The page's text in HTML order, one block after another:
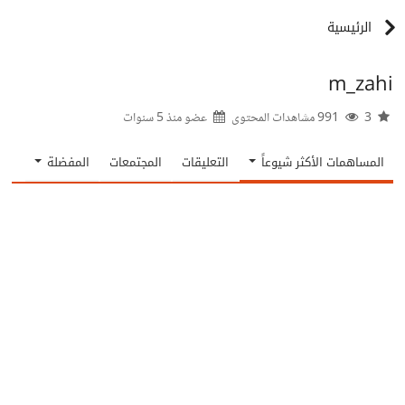
الرئيسية
m_zahi
عضو منذ5 سنوات
المساهمات الأكثر شيوعاً التعليقات المجتمعات المفضلة